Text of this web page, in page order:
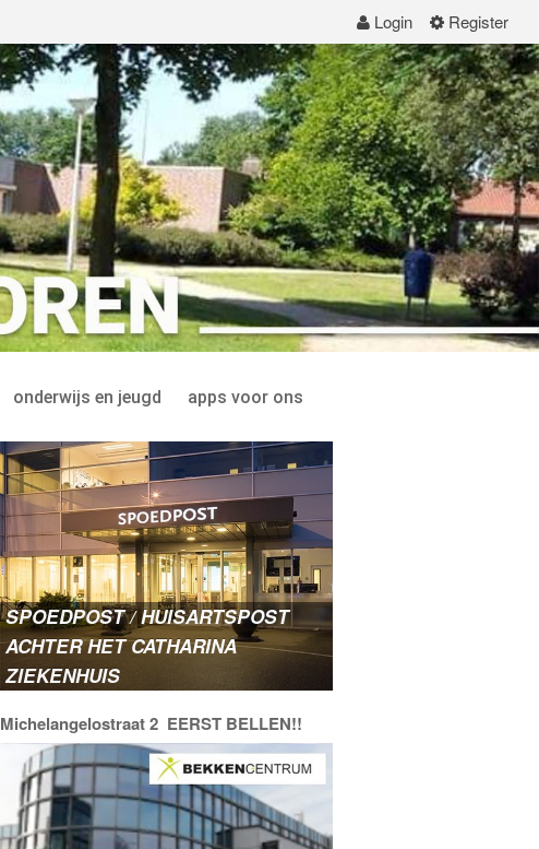
Login Register
onderwijs en jeugd apps voor ons
SPOEDPOST / HUISARTSPOST
ACHTER HET CATHARINA
ZIEKENHUIS
Michelangelostraat 2 EERST BELLEN!!